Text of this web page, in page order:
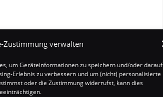
Zustimmung verwalten
um Geräteinformationen zu speichern und/oder darauf
Erlebnis zu verbessern und um (nicht) personalisierte
oder die Zustimmung widerrufst, kann dies